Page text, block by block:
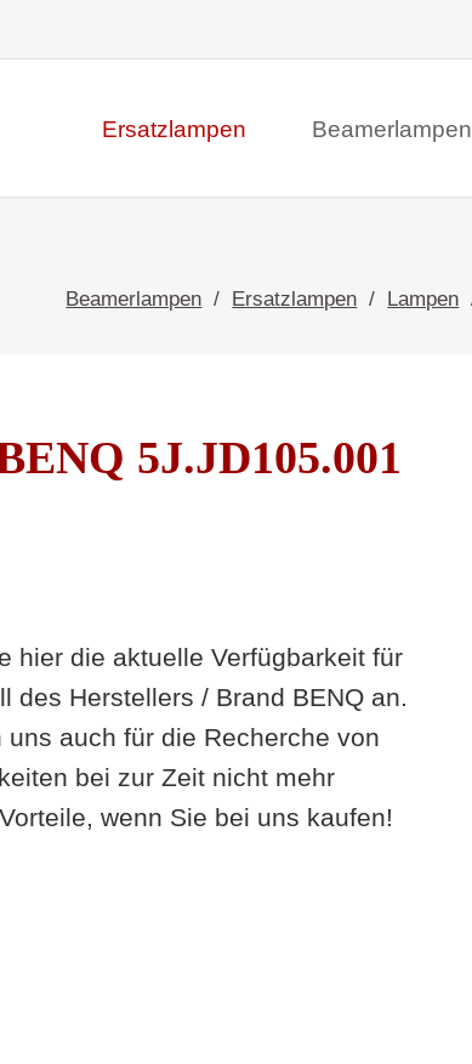
Ersatzlampen Beamerlampen
Beamerlampen Ersatzlampen Lampen
5J.JD105.001
hier die aktuelle Verfügbarkeit für
des Herstellers / Brand BENQ an.
uns auch für die Recherche von
bei zur Zeit nicht mehr
wenn Sie bei uns kaufen!